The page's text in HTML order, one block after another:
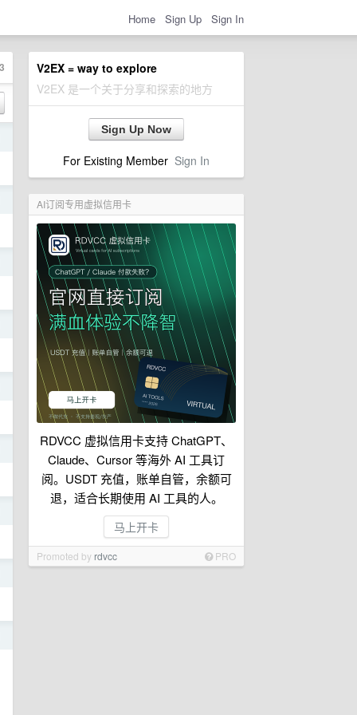
Home Sign Up Sign In
V2EX = way to explore
V2EX 是一个关于分享和探索的地方
Sign Up Now
For Existing Member Sign In
AI订阅专用虚拟信用卡
RDVCC 虚拟信用卡支持 ChatGPT、
Claude、Cursor 等海外 AI 工具订
阅。USDT 充值，账单自管，余额可
退，适合长期使用 AI 工具的人。
马上开卡
Promoted by rdvcc PRO